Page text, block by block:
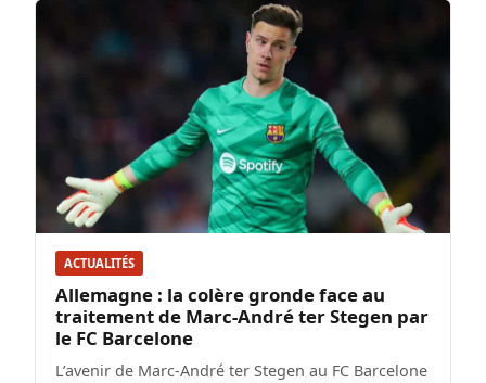
ACTUALITÉS
Allemagne : la colère gronde face au
traitement de Marc-André ter Stegen par
le FC Barcelone
L’avenir de Marc-André ter Stegen au FC Barcelone